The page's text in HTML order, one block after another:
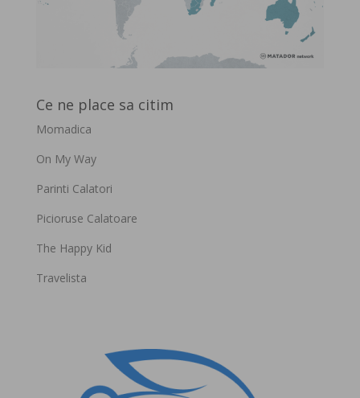
Ce ne place sa citim
Momadica
On My Way
Parinti Calatori
Picioruse Calatoare
The Happy Kid
Travelista